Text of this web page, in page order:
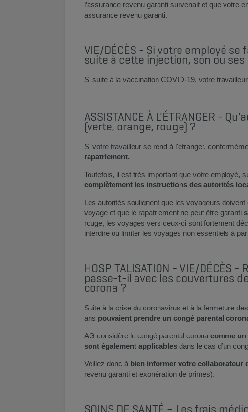
l’assurance revenu garanti survenait et que votre
assurance revenu garanti.
VIE/DÉCÈS - Si votre employé
suite à cette injection, son ou
Si suite à la vaccination COVID-19, votre
ASSISTANCE À L'ÉTRANGER -
(verte, orange, rouge) ?
Si votre travailleur se rend à l'étranger,
rapatriement.
Toutefois, il est très important que votre employé,
complètement les instructions des autorités
Les autorités soulignent que les voyageurs
voyage et que le rapatriement ne peut être garanti
rouge, les voyages vers ceux-ci sont fortement
interdire ou limiter les voyages non essentiels à
HOSPITALISATION - VIE/DÉCÈS -
passe-t-il avec les couvertures
corona ?
Suite à la crise du coronavirus et à la fermeture
ans pouvaient prendre un congé parental
​AG considère le congé parental corona comme
sont également applicables dans le cas d’un
Veillez donc à bien informer votre collaborateur
revenu garanti et exonération de primes).​
SOINS DE SANTÉ – Les frais